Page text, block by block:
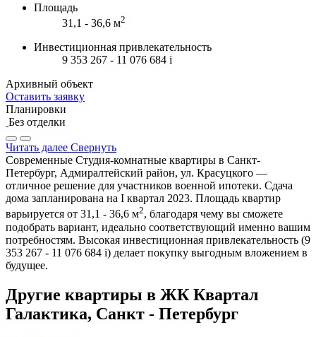
Площадь
31,1 - 36,6 м2
Инвестиционная привлекательность
9 353 267 - 11 076 684 i
Архивный объект
Оставить заявку
Планировки
Без отделки
Читать далее Свернуть
Современные Студия-комнатные квартиры в Санкт-
Петербург, Адмиралтейский район, ул. Красуцкого —
отличное решение для участников военной ипотеки. Сдача
дома запланирована на I квартал 2023. Площадь квартир
варьируется от 31,1 - 36,6 м2, благодаря чему вы сможете
подобрать вариант, идеально соответствующий именно вашим
потребностям. Высокая инвестиционная привлекательность (9
353 267 - 11 076 684 i) делает покупку выгодным вложением в
будущее.
Другие квартиры в ЖК Квартал
Галактика, Санкт - Петербург